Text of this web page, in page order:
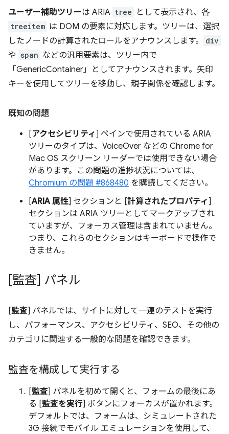
ユーザー補助ツリーは ARIA tree として表示され、各
treeitem は DOM の要素に対応します。ツリーは、選択
したノードの計算されたロールをアナウンスします。
div
や span などの汎用要素は、ツリー内で
「GenericContainer」としてアナウンスされます。矢印
キーを使用してツリーを移動し、親子関係を確認します。
既知の問題
[アクセシビリティ ] ペインで使用されている ARIA
ツリーのタイプは、VoiceOver などの Chrome for
Mac OS スクリーン リーダーでは使用できない場合
があります。この問題の進捗状況については、
Chromium の問題 #868480 を購読してください。
[ARIA 属性] セクションと [計算されたプロパティ ]
セクションは ARIA ツリーとしてマークアップされ
ていますが、フォーカス管理は含まれていません。
つまり、これらのセクションはキーボードで操作で
きません。
[監査] パネル
[監査] パネルでは、サイトに対して一連のテストを実行
し、パフォーマンス、アクセシビリティ、SEO、その他の
カテゴリに関連する一般的な問題を確認できます。
監査を構成して実行する
[監査] パネルを初めて開くと、フォームの最後にあ
る [監査を実行] ボタンにフォーカスが置かれます。
デフォルトでは、フォームは、シミュレートされた
3G 接続でモバイル エミュレーションを使用して、